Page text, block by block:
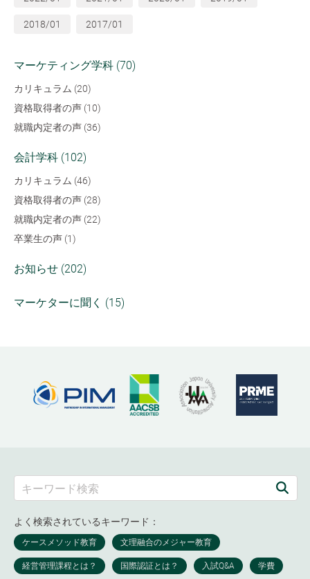
2018/01 2017/01
マーケティング学科 (70)
カリキュラム (20)
資格取得者の声 (10)
就職内定者の声 (36)
会計学科 (102)
カリキュラム (46)
資格取得者の声 (28)
就職内定者の声 (22)
卒業生の声 (1)
お知らせ (202)
マーケターに聞く (15)
よく検索されているキーワード：